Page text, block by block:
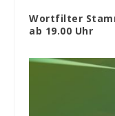
Wortfilter
ab 19.00 Uhr